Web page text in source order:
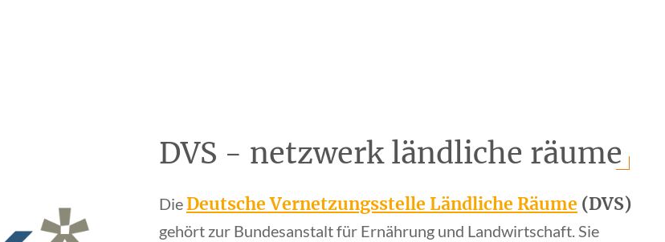
DVS - netzwerk ländliche räume
DieDeutsche Vernetzungsstelle Ländliche Räume (DVS)
gehört zur Bundesanstalt für Ernährung und Landwirtschaft. Sie